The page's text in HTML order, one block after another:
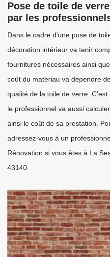
Pose de toile de
par les
Dans le cadre d’une pose de
décoration intérieur va tenir
fournitures nécessaires ainsi
coût du matériau va dépendre
qualité de la toile de verre.
le professionnel va aussi
ainsi le coût de sa prestation.
adressez-vous à un
Rénovation si vous êtes à La
43140.